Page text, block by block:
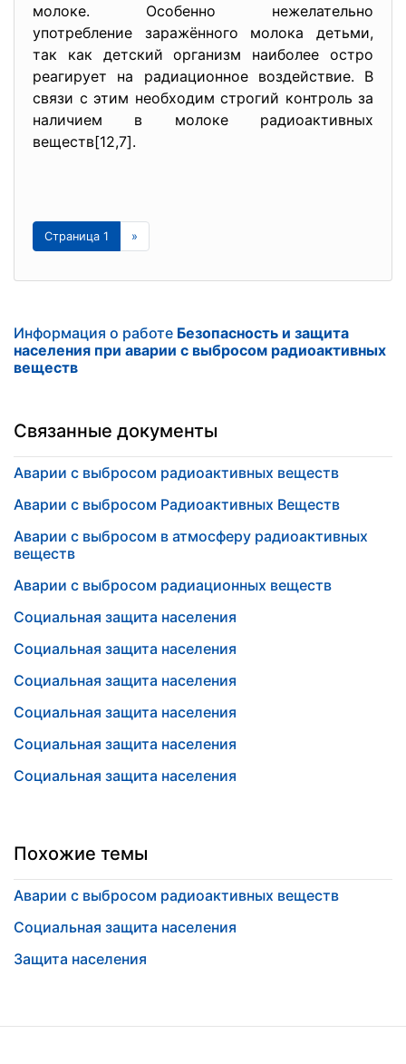
молоке. Особенно нежелательно
употребление заражённого молока детьми,
так как детский организм наиболее остро
реагирует на радиационное воздействие. В
связи с этим необходим строгий контроль за
наличием в молоке радиоактивных
веществ[12,7].
Страница 1 »
Информация о работе Безопасность и защита
населения при аварии с выбросом радиоактивных
веществ
Связанные документы
Аварии с выбросом радиоактивных веществ
Аварии с выбросом Радиоактивных Веществ
Аварии с выбросом в атмосферу радиоактивных
веществ
Аварии с выбросом радиационных веществ
Социальная защита населения
Социальная защита населения
Социальная защита населения
Социальная защита населения
Социальная защита населения
Социальная защита населения
Похожие темы
Аварии с выбросом радиоактивных веществ
Социальная защита населения
Защита населения